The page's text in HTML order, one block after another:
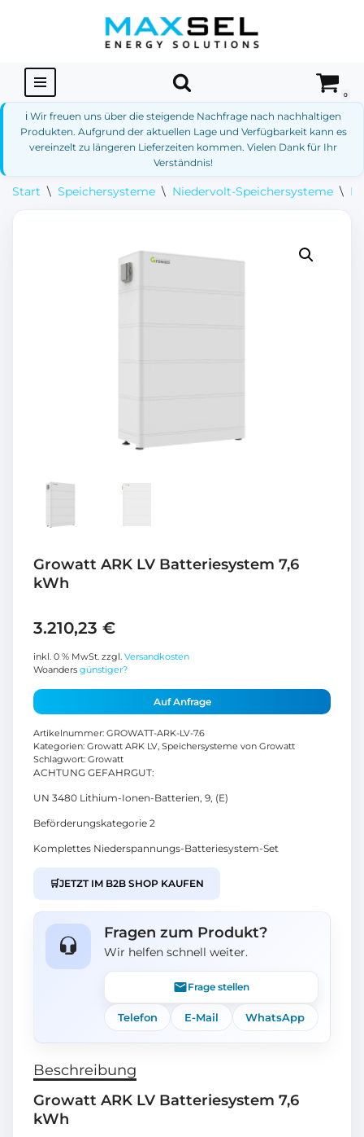
springen
0
ℹ️ Wir freuen uns über die steigende Nachfrage nach nachhaltigen
Produkten. Aufgrund der aktuellen Lage und Verfügbarkeit kann es
vereinzelt zu längeren Lieferzeiten kommen. Vielen Dank für Ihr
Verständnis!
Start \ Speichersysteme \ Niedervolt-Speichersysteme \
Growatt ARK LV Batteriesystem 7,6
kWh
3.210,23 €
inkl. 0 % MwSt. zzgl. Versandkosten
Woanders günstiger?
Auf Anfrage
Artikelnummer: GROWATT-ARK-LV-7.6
Kategorien: Growatt ARK LV, Speichersysteme von Growatt
Schlagwort: Growatt
ACHTUNG GEFAHRGUT:
UN 3480 Lithium-Ionen-Batterien, 9, (E)
Beförderungskategorie 2
Komplettes Niederspannungs-Batteriesystem-Set
🛒JETZT IM B2B SHOP KAUFEN
Fragen zum Produkt?
Wir helfen schnell weiter.
Frage stellen
Telefon E-Mail WhatsApp
Beschreibung
Growatt ARK LV Batteriesystem 7,6
kWh